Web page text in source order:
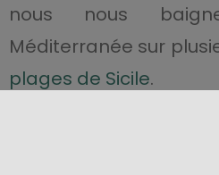
nous nous
Méditerranée sur
plages de Sicile.